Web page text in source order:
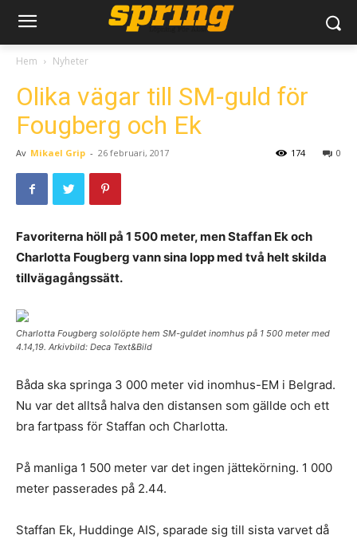
Hem Nyheter
Olika vägar till SM-guld för
Fougberg och Ek
Av Mikael Grip - 26 februari, 2017 0
174
Favoriterna höll på 1 500 meter, men Staffan Ek och
Charlotta Fougberg vann sina lopp med två helt skilda
tillvägagångssätt.
Charlotta Fougberg sololöpte hem SM-guldet inomhus på 1 500 meter med
4.14,19. Arkivbild: Deca Text&Bild
Båda ska springa 3 000 meter vid inomhus-EM i Belgrad.
Nu var det alltså halva den distansen som gällde och ett
bra fartpass för Staffan och Charlotta.
På manliga 1 500 meter var det ingen jättekörning. 1 000
meter passerades på 2.44.
Staffan Ek, Huddinge AIS, sparade sig till sista varvet då